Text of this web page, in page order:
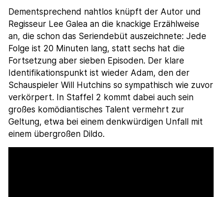
Dementsprechend nahtlos knüpft der Autor und
Regisseur Lee Galea an die knackige Erzählweise
an, die schon das Seriendebüt auszeichnete: Jede
Folge ist 20 Minuten lang, statt sechs hat die
Fortsetzung aber sieben Episoden. Der klare
Identifikationspunkt ist wieder Adam, den der
Schauspieler Will Hutchins so sympathisch wie zuvor
verkörpert. In Staffel 2 kommt dabei auch sein
großes komödiantisches Talent vermehrt zur
Geltung, etwa bei einem denkwürdigen Unfall mit
einem übergroßen Dildo.